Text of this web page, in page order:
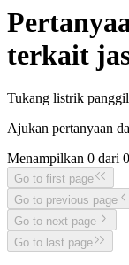
terkait
Tukang listrik
Ajukan pertanyaan
Menampilkan 0 dari 0
Go to first page
Go to previous page
Go to next page
Go to last page